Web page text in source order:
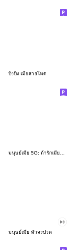
บิงบิง เมียสายโหด
มนุษย์เมีย หัวจะปวด